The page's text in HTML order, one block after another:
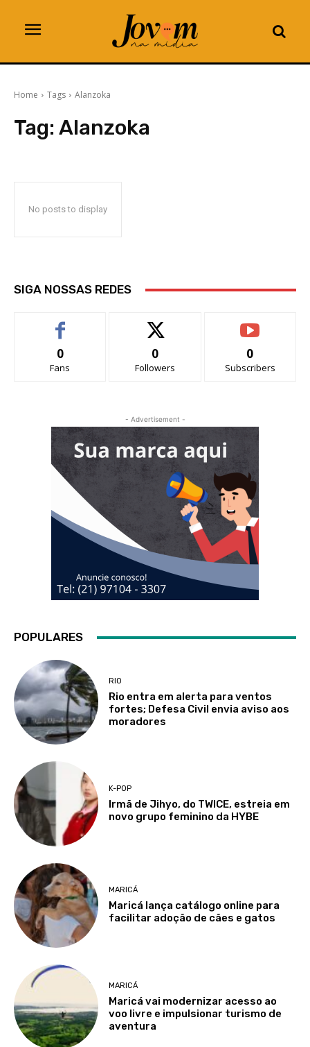
Home Tags Alanzoka
Tag: Alanzoka
No posts to display
SIGA NOSSAS REDES
0
Fans
0
Followers
0
Subscribers
- Advertisement -
POPULARES
RIO
Rio entra em alerta para ventos
fortes; Defesa Civil envia aviso aos
moradores
K-POP
Irmã de Jihyo, do TWICE, estreia em
novo grupo feminino da HYBE
MARICÁ
Maricá lança catálogo online para
facilitar adoção de cães e gatos
MARICÁ
Maricá vai modernizar acesso ao
voo livre e impulsionar turismo de
aventura